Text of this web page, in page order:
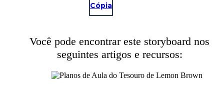
Cópia
Você pode encontrar este storyboard nos
seguintes artigos e recursos: